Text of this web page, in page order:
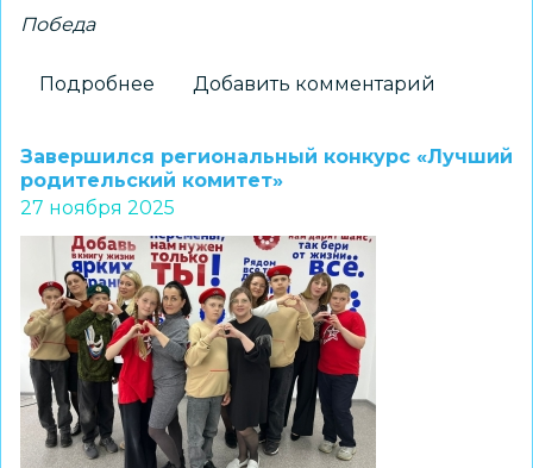
Победа
Подробнее
№
71
–
победители
и
призеры областного
конкурса
творческих
работ
«Мы
Добавить комментарий
Завершился региональный конкурс «Лучший
родительский комитет»
27 ноября 2025